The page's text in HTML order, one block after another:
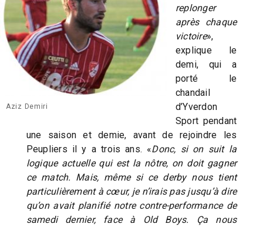
Aziz Demiri
replonger
après chaque
victoire»,
explique le
demi, qui a
porté le
chandail
d’Yverdon
Sport pendant
une saison et demie, avant de rejoindre les
Peupliers il y a trois ans. «Donc, si on suit la
logique actuelle qui est la nôtre, on doit gagner
ce match. Mais, même si ce derby nous tient
particulièrement à cœur, je n’irais pas jusqu’à dire
qu’on avait planifié notre contre-performance de
samedi dernier, face à Old Boys. Ça nous